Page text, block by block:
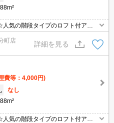
気の階段タイプのロフト付アパ
やお食事にも便利な立地です！
粧台、TVインターホンなど設備
町店
詳細を見る
費等：4,000円)
なし
気の階段タイプのロフト付アパ